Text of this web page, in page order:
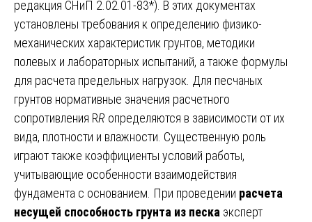
редакция СНиП 2.02.01-83*). В этих документах
установлены требования к определению физико-
механических характеристик грунтов, методики
полевых и лабораторных испытаний, а также формулы
для расчета предельных нагрузок. Для песчаных
грунтов нормативные значения расчетного
сопротивления RR определяются в зависимости от их
вида, плотности и влажности. Существенную роль
играют также коэффициенты условий работы,
учитывающие особенности взаимодействия
фундамента с основанием. При проведении расчета
несущей способность грунта из песка эксперт